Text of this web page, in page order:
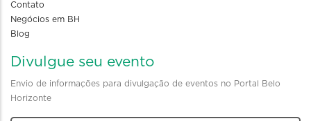
Contato
Negócios em BH
Blog
Divulgue seu evento
Envio de informações para divulgação de eventos no Portal Belo
Horizonte